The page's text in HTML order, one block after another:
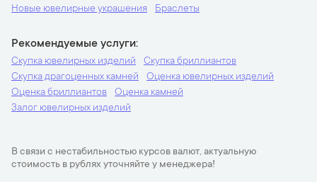
Новые ювелирные украшения
Браслеты
Рекомендуемые услуги
Скупка ювелирных изделий
Скупка бриллиантов
Скупка драгоценных камней
Оценка ювелирных изделий
Оценка бриллиантов
Оценка камней
Залог ювелирных изделий
В связи с нестабильностью курсов валют, актуальную
стоимость в рублях уточняйте у менеджера!